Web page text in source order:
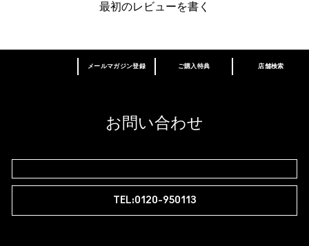
最初のレビューを書く
あなたはM･A･Cラバー ロイヤリティ プログ
登録後の初回購入時に10%OFF
メールマガジン登録 ご購入特典 店舗検索
お問い合わせ
TEL:0120-950113